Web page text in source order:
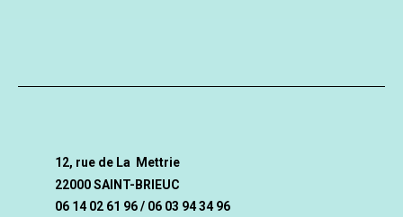
12, rue de La Mettrie
22000 SAINT-BRIEUC
06 14 02 61 96 / 06 03 94 34 96